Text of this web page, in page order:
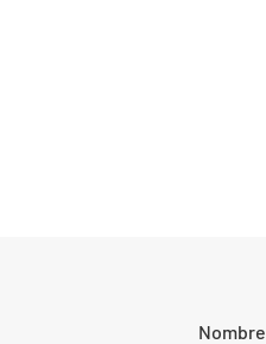
Nombre